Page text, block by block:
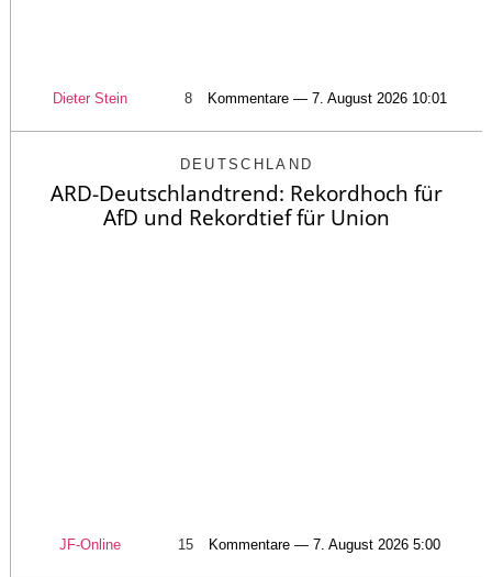
Dieter Stein 8 Kommentare — 7. August 2026 10:01
DEUTSCHLAND
ARD-Deutschlandtrend: Rekordhoch für
AfD und Rekordtief für Union
JF-Online 15 Kommentare — 7. August 2026 5:00